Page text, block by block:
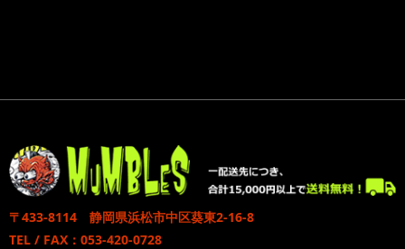
〒433-8114 静岡県浜松市中区葵東2-16-8
TEL / FAX：053-420-0728